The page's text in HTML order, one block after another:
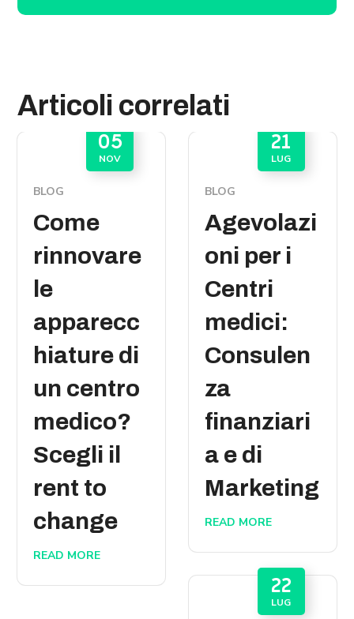
Articoli correlati
05
NOV
BLOG
Come
rinnovare
le
apparecc
hiature di
un centro
medico?
Scegli il
rent to
change
READ MORE
21
LUG
BLOG
Agevolazi
oni per i
Centri
medici:
Consulen
za
finanziari
a e di
Marketing
READ MORE
22
LUG